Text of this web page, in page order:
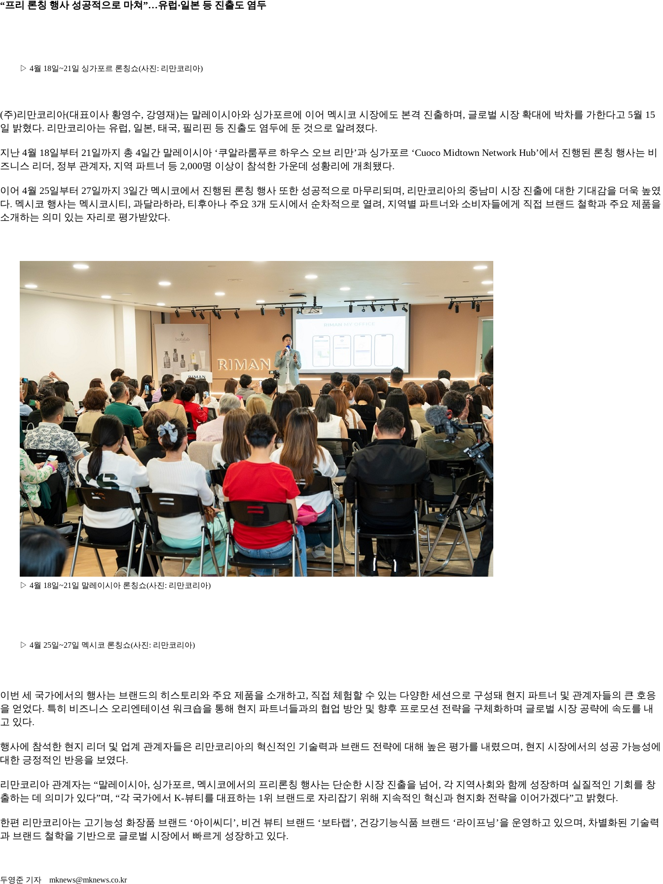
“프리 론칭 행사 성공적으로 마쳐”…유럽‧일본 등 진출도 염두
▷ 4월 18일~21일 싱가포르 론칭쇼(사진: 리만코리아)
(주)리만코리아(대표이사 황영수, 강영재)는 말레이시아와 싱가포르에 이어 멕시코 시장에도 본격 진출하며, 글로벌 시장 확대에 박차를 가한다고 5월 15
일 밝혔다. 리만코리아는 유럽, 일본, 태국, 필리핀 등 진출도 염두에 둔 것으로 알려졌다.
지난 4월 18일부터 21일까지 총 4일간 말레이시아 ‘쿠알라룸푸르 하우스 오브 리만’과 싱가포르 ‘Cuoco Midtown Network Hub’에서 진행된 론칭 행사는 비
즈니스 리더, 정부 관계자, 지역 파트너 등 2,000명 이상이 참석한 가운데 성황리에 개최됐다.
이어 4월 25일부터 27일까지 3일간 멕시코에서 진행된 론칭 행사 또한 성공적으로 마무리되며, 리만코리아의 중남미 시장 진출에 대한 기대감을 더욱 높였
다. 멕시코 행사는 멕시코시티, 과달라하라, 티후아나 주요 3개 도시에서 순차적으로 열려, 지역별 파트너와 소비자들에게 직접 브랜드 철학과 주요 제품을
소개하는 의미 있는 자리로 평가받았다.
▷ 4월 18일~21일 말레이시아 론칭쇼(사진: 리만코리아)
▷ 4월 25일~27일 멕시코 론칭쇼(사진: 리만코리아)
이번 세 국가에서의 행사는 브랜드의 히스토리와 주요 제품을 소개하고, 직접 체험할 수 있는 다양한 세션으로 구성돼 현지 파트너 및 관계자들의 큰 호응
을 얻었다. 특히 비즈니스 오리엔테이션 워크숍을 통해 현지 파트너들과의 협업 방안 및 향후 프로모션 전략을 구체화하며 글로벌 시장 공략에 속도를 내
고 있다.
행사에 참석한 현지 리더 및 업계 관계자들은 리만코리아의 혁신적인 기술력과 브랜드 전략에 대해 높은 평가를 내렸으며, 현지 시장에서의 성공 가능성에
대한 긍정적인 반응을 보였다.
리만코리아 관계자는 “말레이시아, 싱가포르, 멕시코에서의 프리론칭 행사는 단순한 시장 진출을 넘어, 각 지역사회와 함께 성장하며 실질적인 기회를 창
출하는 데 의미가 있다”며, “각 국가에서 K-뷰티를 대표하는 1위 브랜드로 자리잡기 위해 지속적인 혁신과 현지화 전략을 이어가겠다”고 밝혔다.
한편 리만코리아는 고기능성 화장품 브랜드 ‘아이씨디’, 비건 뷰티 브랜드 ‘보타랩’, 건강기능식품 브랜드 ‘라이프닝’을 운영하고 있으며, 차별화된 기술력
과 브랜드 철학을 기반으로 글로벌 시장에서 빠르게 성장하고 있다.
두영준 기자 mknews@mknews.co.kr